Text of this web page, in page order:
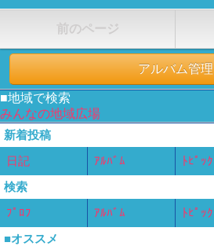
前のページ
アルバム管理
■地域で検索
みんなの地域広場
新着投稿
日記
ｱﾙﾊﾞﾑ ﾄﾋﾟｯｸ
検索
ﾌﾟﾛﾌ
ｱﾙﾊﾞﾑ ﾄﾋﾟｯｸ
■オススメ